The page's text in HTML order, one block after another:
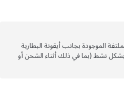
الموجودة بجانب أيقونة البطارية
نشط (بما في ذلك أثناء الشحن أو